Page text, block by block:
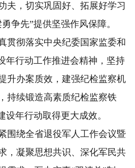
夫，切实巩固好、拓展好学习
争先”提供坚强作风保障。
彻落实中央纪委国家监委和
年行动工作推进会精神，坚持
升办案质效，建强纪检监察机
持续锻造高素质纪检监察铁
设年行动取得更大成效。
绕全省退役军人工作会议暨
，凝聚思想共识、深化军民共